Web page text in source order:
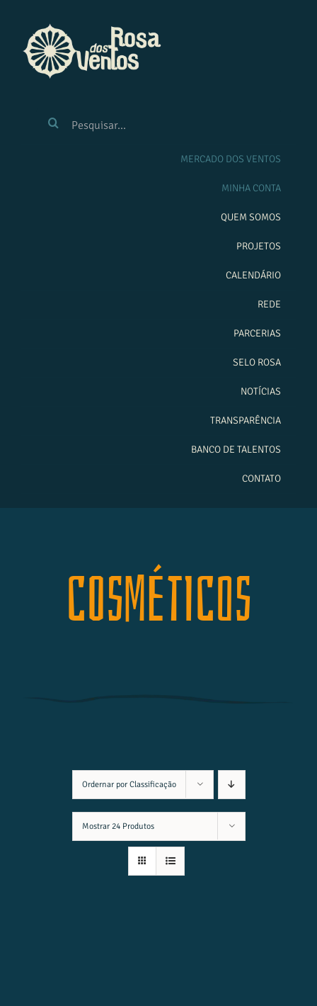
conteúdo
RESULTADOS
MERCADO DOS VENTOS
MINHA CONTA
QUEM SOMOS
PROJETOS
CALENDÁRIO
REDE
PARCERIAS
SELO ROSA
NOTÍCIAS
TRANSPARÊNCIA
BANCO DE TALENTOS
CONTATO
COSMÉTICOS
Ordernar por Classificação
Mostrar 24 Produtos